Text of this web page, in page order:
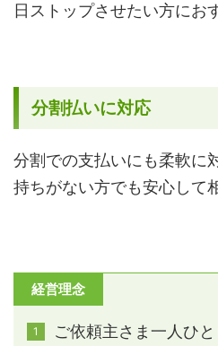
日ストップさせたい方にお
分割払いに対応
分割での支払いにも柔軟に
持ちがない方でも安心して
経営理念
ご依頼主さま一人ひ